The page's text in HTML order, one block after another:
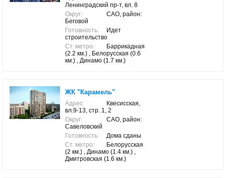
Ленинградский пр-т, вл. 8
Округ:
САО, район:
Беговой
Готовность:
Идет
строительство
Ст. метро:
Баррикадная
(2.2 км.) , Белорусская (0.6
км.) , Динамо (1.7 км.)
ЖК "Карамель"
Адрес:
Квесисская,
вл.9-13, стр. 1, 2
Округ:
САО, район:
Савеловский
Готовность:
Дома сданы
Ст. метро:
Белорусская
(2 км.) , Динамо (1.4 км.) ,
Дмитровская (1.6 км.)